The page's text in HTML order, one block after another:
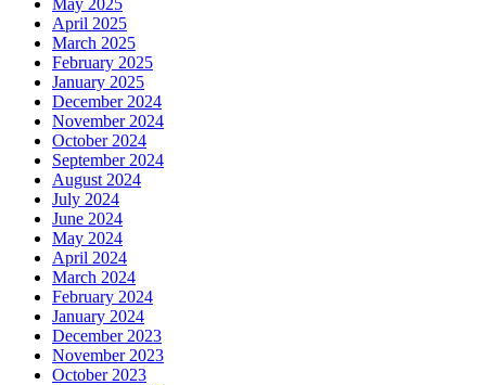
April 2025
March 2025
February 2025
January 2025
December 2024
November 2024
October 2024
September 2024
August 2024
July 2024
June 2024
May 2024
April 2024
March 2024
February 2024
January 2024
December 2023
November 2023
October 2023